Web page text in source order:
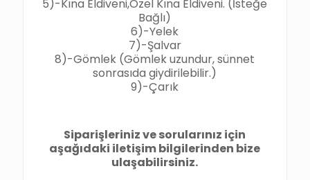
5)-Kına Eldiveni,Özel Kına Eldiveni. (İsteğe
Bağlı)
6)-Yelek
7)-Şalvar
8)-Gömlek (Gömlek uzundur, sünnet
sonrasıda giydirilebilir.)
9)-Çarık
Siparişleriniz ve sorularınız için
aşağıdaki iletişim bilgilerinden bize
ulaşabilirsiniz.